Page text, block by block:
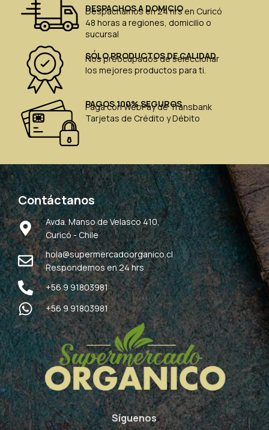
DESPACHOS A DOMICIO
Despachamos en 24 hrs en Curicó
48 horas a regiones, domicilio o
sucursal
SÓLO PRODUCTOS DE CALIDAD
Nos preocupados de seleccionar
los mejores productos para ti.
PAGOS 100% SEGUROS
Paga con WebPay de Transbank
Tarjetas de Crédito y Débito
Contáctanos
Avda. Manso de Velasco 410,
Curicó - Chile
hola@supermercadoorganico.cl
Respondemos en 24 hrs
+56 9 91803981
+56 9 91803981
Síguenos